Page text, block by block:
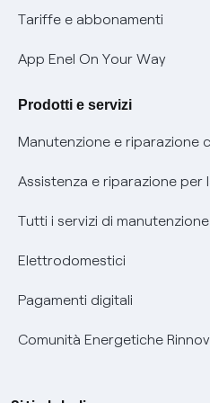
Phishing e truffe online
Verifica chi ti ha chiamato
Agevolazione utenti con
Informativa RAEE
Tariffe e abbonamenti
App Enel On Your Way
Prodotti e servizi
Manutenzione e riparazione
Assistenza e riparazione per
Tutti i servizi di
Elettrodomestici
Pagamenti digitali
Comunità Energetiche